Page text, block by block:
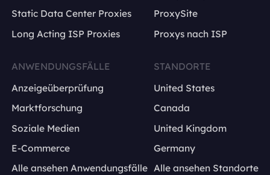
Static Data Center Proxies
Long Acting ISP Proxies
ProxySite
Proxys nach ISP
ANWENDUNGSFÄLLE
Anzeigeüberprüfung
Marktforschung
Soziale Medien
E-Commerce
Alle ansehen Anwendungsfälle
STANDORTE
United States
Canada
United Kingdom
Germany
Alle ansehen Standorte